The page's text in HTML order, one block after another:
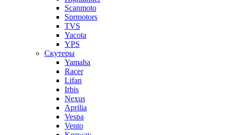
Scanmoto
Sprmotors
TVS
Yacota
YPS
Скутеры
Yamaha
Racer
Lifan
Irbis
Nexus
Aprilia
Vespa
Vento